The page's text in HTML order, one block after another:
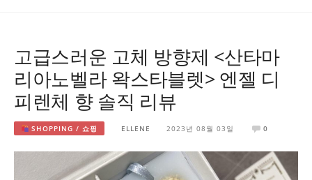
고급스러운 고체 방향제 <산타마
리아노벨라 왁스타블렛> 엔젤 디
피렌체 향 솔직 리뷰
SHOPPING / 쇼핑 ELLENE 2023년 08월 03일 0